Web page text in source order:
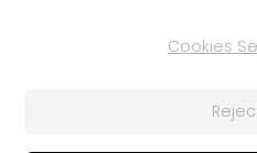
© 2026 CyberLink Corp. Alle
Cookies